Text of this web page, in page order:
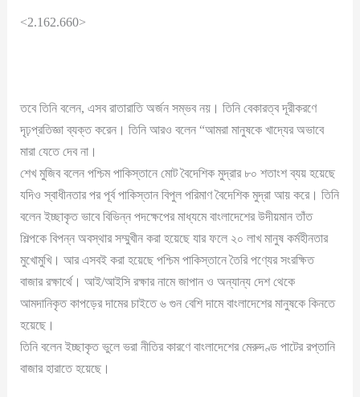
<2.162.660>
তবে তিনি বলেন, এসব রাতারাতি অর্জন সম্ভব নয়। তিনি বেকারত্ব দূরীকরণে
দৃঢ়প্রতিজ্ঞা ব্যক্ত করেন। তিনি আরও বলেন “আমরা মানুষকে খাদ্যের অভাবে
মারা যেতে দেব না।
শেখ মুজিব বলেন পশ্চিম পাকিস্তানে মোট বৈদেশিক মুদ্রার ৮০ শতাংশ ব্যয় হয়েছে
যদিও স্বাধীনতার পর পূর্ব পাকিস্তান বিপুল পরিমাণ বৈদেশিক মুদ্রা আয় করে। তিনি
বলেন ইচ্ছাকৃত ভাবে বিভিন্ন পদক্ষেপের মাধ্যমে বাংলাদেশের উদীয়মান তাঁত
শিল্পকে বিপন্ন অবস্থার সম্মুখীন করা হয়েছে যার ফলে ২০ লাখ মানুষ কর্মহীনতার
মুখোমুখি। আর এসবই করা হয়েছে পশ্চিম পাকিস্তানে তৈরি পণ্যের সংরক্ষিত
বাজার রক্ষার্থে। আই/আইসি রক্ষার নামে জাপান ও অন্যান্য দেশ থেকে
আমদানিকৃত কাপড়ের দামের চাইতে ৬ গুন বেশি দামে বাংলাদেশের মানুষকে কিনতে
হয়েছে।
তিনি বলেন ইচ্ছাকৃত ভুলে ভরা নীতির কারণে বাংলাদেশের মেরুদণ্ড পাটের রপ্তানি
বাজার হারাতে হয়েছে।